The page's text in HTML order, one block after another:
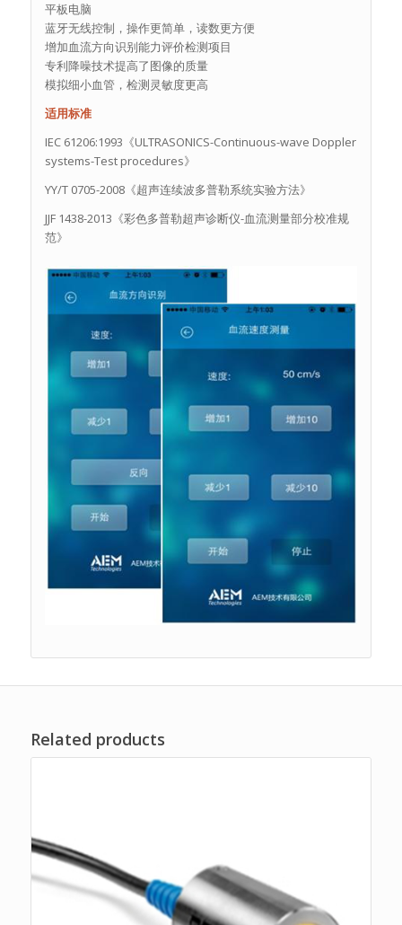
平板电脑
蓝牙无线控制，操作更简单，读数更方便
增加血流方向识别能力评价检测项目
专利降噪技术提高了图像的质量
模拟细小血管，检测灵敏度更高
适用标准
IEC 61206:1993《ULTRASONICS-Continuous-wave Doppler
systems-Test procedures》
YY/T 0705-2008《超声连续波多普勒系统实验方法》
JJF 1438-2013《彩色多普勒超声诊断仪-血流测量部分校准规
范》
Related products